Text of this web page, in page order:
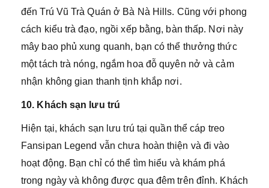
đến Trú Vũ Trà Quán ở Bà Nà Hills. Cũng với phong
cách kiểu trà đạo, ngồi xếp bằng, bàn thấp. Nơi này
mây bao phủ xung quanh, bạn có thể thưởng thức
một tách trà nóng, ngắm hoa đỗ quyên nở và cảm
nhận không gian thanh tịnh khắp nơi.
10. Khách sạn lưu trú
Hiện tại, khách sạn lưu trú tại quần thể cáp treo
Fansipan Legend vẫn chưa hoàn thiện và đi vào
hoạt động. Bạn chỉ có thể tìm hiểu và khám phá
trong ngày và không được qua đêm trên đỉnh. Khách